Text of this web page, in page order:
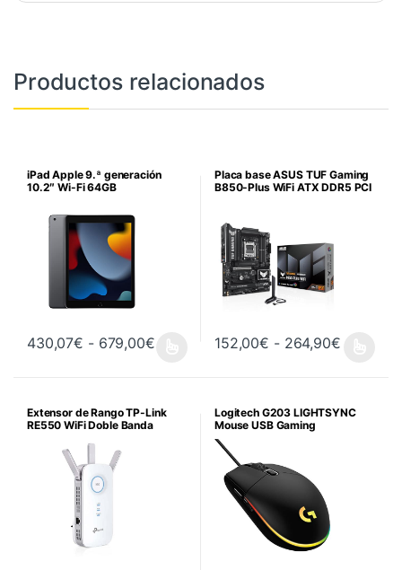
Productos relacionados
iPad Apple 9.ª generación
10.2″ Wi-Fi 64GB
430,07€ - 679,00€Rango de precios: desde 430,07€
Placa base ASUS TUF Gaming
B850-Plus WiFi ATX DDR5 PCI
152,00€ - 264,90€Rango
Extensor de Rango TP-Link
RE550 WiFi Doble Banda
Logitech G203 LIGHTSYNC
Mouse USB Gaming